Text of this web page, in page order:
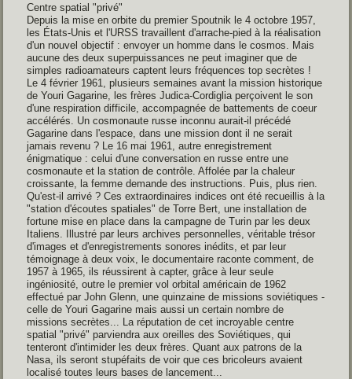
Centre spatial "privé"
Depuis la mise en orbite du premier Spoutnik le 4 octobre 1957,
les États-Unis et l'URSS travaillent d'arrache-pied à la réalisation
d'un nouvel objectif : envoyer un homme dans le cosmos. Mais
aucune des deux superpuissances ne peut imaginer que de
simples radioamateurs captent leurs fréquences top secrètes !
Le 4 février 1961, plusieurs semaines avant la mission historique
de Youri Gagarine, les frères Judica-Cordiglia perçoivent le son
d'une respiration difficile, accompagnée de battements de coeur
accélérés. Un cosmonaute russe inconnu aurait-il précédé
Gagarine dans l'espace, dans une mission dont il ne serait
jamais revenu ? Le 16 mai 1961, autre enregistrement
énigmatique : celui d'une conversation en russe entre une
cosmonaute et la station de contrôle. Affolée par la chaleur
croissante, la femme demande des instructions. Puis, plus rien.
Qu'est-il arrivé ? Ces extraordinaires indices ont été recueillis à la
"station d'écoutes spatiales" de Torre Bert, une installation de
fortune mise en place dans la campagne de Turin par les deux
Italiens. Illustré par leurs archives personnelles, véritable trésor
d'images et d'enregistrements sonores inédits, et par leur
témoignage à deux voix, le documentaire raconte comment, de
1957 à 1965, ils réussirent à capter, grâce à leur seule
ingéniosité, outre le premier vol orbital américain de 1962
effectué par John Glenn, une quinzaine de missions soviétiques -
celle de Youri Gagarine mais aussi un certain nombre de
missions secrètes... La réputation de cet incroyable centre
spatial "privé" parviendra aux oreilles des Soviétiques, qui
tenteront d'intimider les deux frères. Quant aux patrons de la
Nasa, ils seront stupéfaits de voir que ces bricoleurs avaient
localisé toutes leurs bases de lancement...